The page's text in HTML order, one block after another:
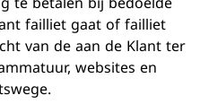
failliet gaat of failliet
van de aan de Klant ter
websites en